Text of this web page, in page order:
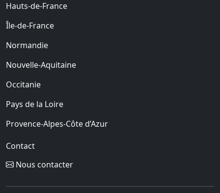
Hauts-de-France
Île-de-France
Normandie
Nouvelle-Aquitaine
Occitanie
Pays de la Loire
Provence-Alpes-Côte d’Azur
Contact
Nous contacter